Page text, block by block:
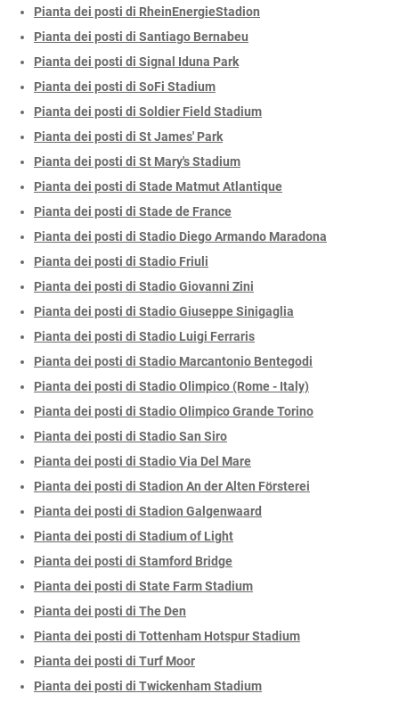
Pianta dei posti di RheinEnergieStadion
Pianta dei posti di Santiago Bernabeu
Pianta dei posti di Signal Iduna Park
Pianta dei posti di SoFi Stadium
Pianta dei posti di Soldier Field Stadium
Pianta dei posti di St James' Park
Pianta dei posti di St Mary's Stadium
Pianta dei posti di Stade Matmut Atlantique
Pianta dei posti di Stade de France
Pianta dei posti di Stadio Diego Armando Maradona
Pianta dei posti di Stadio Friuli
Pianta dei posti di Stadio Giovanni Zini
Pianta dei posti di Stadio Giuseppe Sinigaglia
Pianta dei posti di Stadio Luigi Ferraris
Pianta dei posti di Stadio Marcantonio Bentegodi
Pianta dei posti di Stadio Olimpico (Rome - Italy)
Pianta dei posti di Stadio Olimpico Grande Torino
Pianta dei posti di Stadio San Siro
Pianta dei posti di Stadio Via Del Mare
Pianta dei posti di Stadion An der Alten Försterei
Pianta dei posti di Stadion Galgenwaard
Pianta dei posti di Stadium of Light
Pianta dei posti di Stamford Bridge
Pianta dei posti di State Farm Stadium
Pianta dei posti di The Den
Pianta dei posti di Tottenham Hotspur Stadium
Pianta dei posti di Turf Moor
Pianta dei posti di Twickenham Stadium